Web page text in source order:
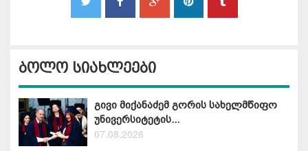
ბოლო სიახლეები
გივი მიქანაძემ გორის სახელმწიფო
უნივერსიტეტის...
07.08.2026